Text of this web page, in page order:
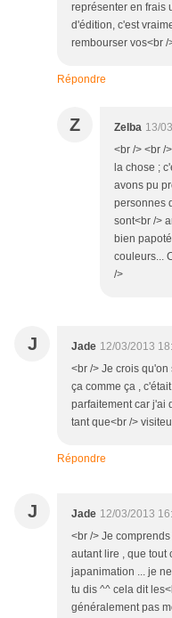
représenter en frais
d'édition, c'est
rembourser vos<br /
Répondre
Z Zelba 13/
<br /> <br /
la chose ;
avons pu
personnes
sont<br />
bien
couleurs...
/>
J Jade 12/03/2013
<br /> Je crois
ça comme ça ,
parfaitement car j'ai
tant que<br />
Répondre
J Jade 12/03/2013
<br /> Je
autant lire , que tout
japanimation ... je
tu dis ^^ cela dit
généralement pas